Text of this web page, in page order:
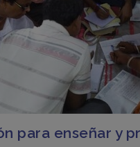
para enseñar y